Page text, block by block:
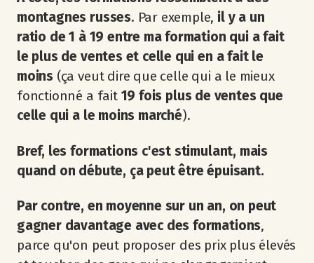
montagnes russes. Par exemple, il y a un
ratio de 1 à 19 entre ma formation qui a fait
le plus de ventes et celle qui en a fait le
moins (ça veut dire que celle qui a le mieux
fonctionné a fait 19 fois plus de ventes que
celle qui a le moins marché).
Bref, les formations c'est stimulant, mais
quand on débute, ça peut être épuisant.
Par contre, en moyenne sur un an, on peut
gagner davantage avec des formations,
parce qu'on peut proposer des prix plus élevés